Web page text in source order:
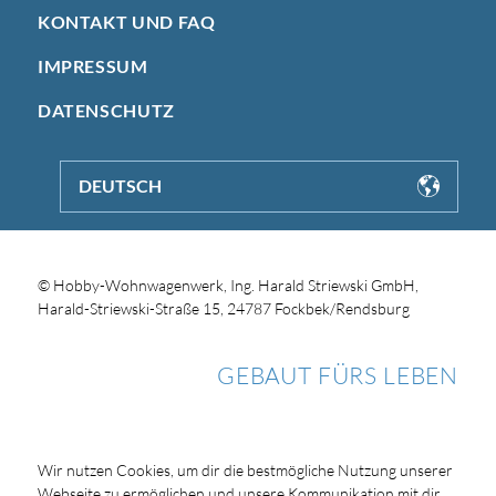
KONTAKT UND FAQ
IMPRESSUM
DATENSCHUTZ
DEUTSCH
© Hobby-Wohnwagenwerk, Ing. Harald Striewski GmbH,
Harald-Striewski-Straße 15, 24787 Fockbek/Rendsburg
GEBAUT FÜRS LEBEN
Wir nutzen Cookies, um dir die bestmögliche Nutzung unserer